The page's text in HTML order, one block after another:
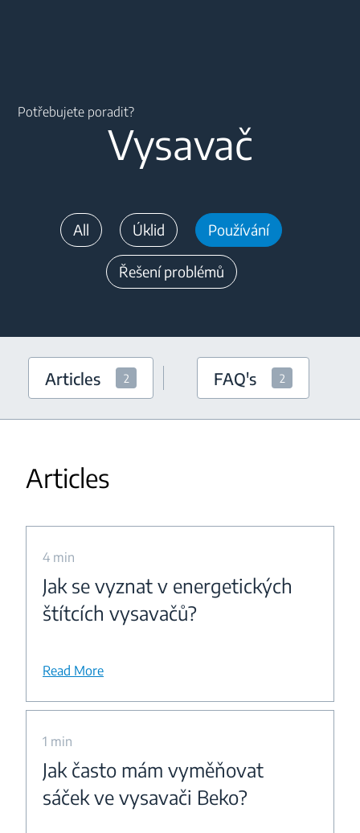
Potřebujete poradit?
Vysavač
All Úklid Používání
Řešení problémů
Articles 2 FAQ's 2
Articles
4 min
Jak se vyznat v energetických
štítcích vysavačů?
Read More
1 min
Jak často mám vyměňovat
sáček ve vysavači Beko?